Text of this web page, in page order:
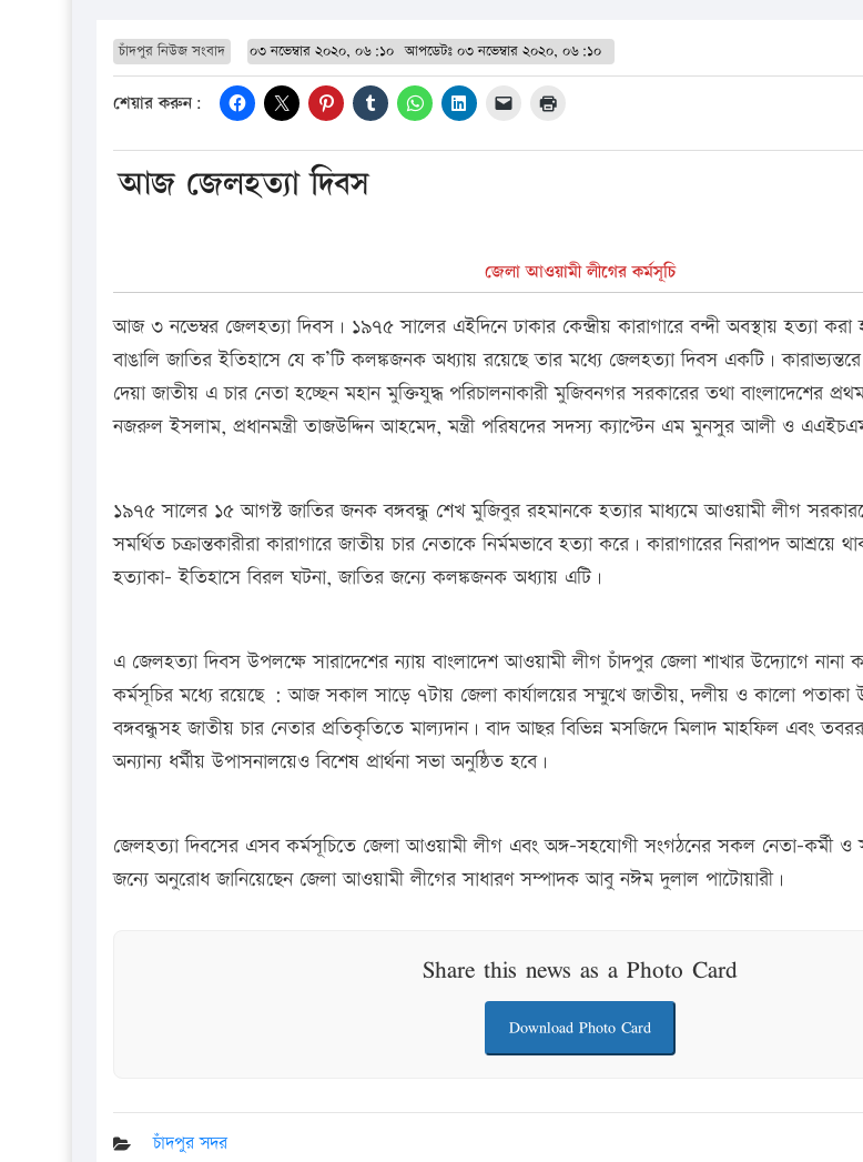
চাঁদপুর নিউজ সংবাদ ০৩ নভেম্বার ২০২০, ০৬:১০ আপডেটঃ ০৩ নভেম্বার ২০২০, ০৬:১০
শেয়ার করুন:
আজ জেলহত্যা দিবস
জেলা আওয়ামী লীগের কর্মসূচি
আজ ৩ নভেম্বর জেলহত্যা দিবস। ১৯৭৫ সালের এইদিনে ঢাকার কেন্দ্রীয় কারাগারে বন্দী অবস্থায় হত্যা
বাঙালি জাতির ইতিহাসে যে ক’টি কলঙ্কজনক অধ্যায় রয়েছে তার মধ্যে জেলহত্যা দিবস একটি। কারাভ্যন্তরে
দেয়া জাতীয় এ চার নেতা হচ্ছেন মহান মুক্তিযুদ্ধ পরিচালনাকারী মুজিবনগর সরকারের তথা বাংলাদেশের প্রথম
নজরুল ইসলাম, প্রধানমন্ত্রী তাজউদ্দিন আহমেদ, মন্ত্রী পরিষদের সদস্য ক্যাপ্টেন এম মুনসুর আলী ও
১৯৭৫ সালের ১৫ আগস্ট জাতির জনক বঙ্গবন্ধু শেখ মুজিবুর রহমানকে হত্যার মাধ্যমে আওয়ামী লীগ
সমর্থিত চক্রান্তকারীরা কারাগারে জাতীয় চার নেতাকে নির্মমভাবে হত্যা করে। কারাগারের নিরাপদ আশ্রয়ে
হত্যাকা- ইতিহাসে বিরল ঘটনা, জাতির জন্যে কলঙ্কজনক অধ্যায় এটি।
এ জেলহত্যা দিবস উপলক্ষে সারাদেশের ন্যায় বাংলাদেশ আওয়ামী লীগ চাঁদপুর জেলা শাখার উদ্যোগে নানা
কর্মসূচির মধ্যে রয়েছে : আজ সকাল সাড়ে ৭টায় জেলা কার্যালয়ের সম্মুখে জাতীয়, দলীয় ও কালো
বঙ্গবন্ধুসহ জাতীয় চার নেতার প্রতিকৃতিতে মাল্যদান। বাদ আছর বিভিন্ন মসজিদে মিলাদ মাহফিল এবং
অন্যান্য ধর্মীয় উপাসনালয়েও বিশেষ প্রার্থনা সভা অনুষ্ঠিত হবে।
জেলহত্যা দিবসের এসব কর্মসূচিতে জেলা আওয়ামী লীগ এবং অঙ্গ-সহযোগী সংগঠনের সকল নেতা-কর্মী ও
জন্যে অনুরোধ জানিয়েছেন জেলা আওয়ামী লীগের সাধারণ সম্পাদক আবু নঈম দুলাল পাটোয়ারী।
Share this news as a Photo Card
Download Photo Card
চাঁদপুর সদর